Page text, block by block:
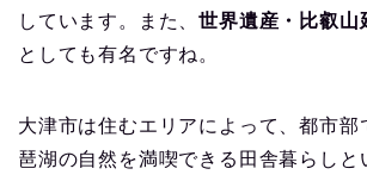
しています。また、世界遺産・比叡山
としても有名ですね。
大津市は住むエリアによって、都市部
琶湖の自然を満喫できる田舎暮らしと